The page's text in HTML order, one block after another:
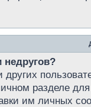
недругов?
разделе
им личных